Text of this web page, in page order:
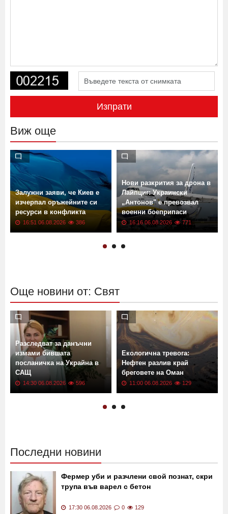
Изпрати
Виж още
Залужни заяви, че Киев е
изчерпал оръжейните си
ресурси в конфликта
16:51 06.08.2026 386
Нови разкрития за дрона в
Лайпциг: Украински
„Антонов" е превозвал
военни боеприпаси
16:16 06.08.2026 771
Още новини от: Свят
Разследват за данъчни
измами бившата
посланичка на Украйна в
САЩ
14:30 06.08.2026 596
Екологична тревога:
Нефтен разлив край
бреговете на Оман
11:00 06.08.2026 129
Последни новини
Фермер уби и разчлени свой познат, скри
трупа във варел с бетон
17:30 06.08.2026 0 129